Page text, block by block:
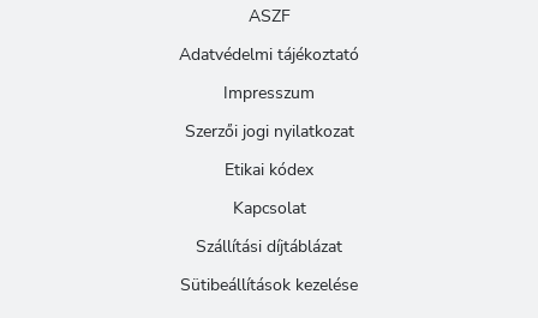
ASZF
Adatvédelmi tájékoztató
Impresszum
Szerzői jogi nyilatkozat
Etikai kódex
Kapcsolat
Szállítási díjtáblázat
Sütibeállítások kezelése